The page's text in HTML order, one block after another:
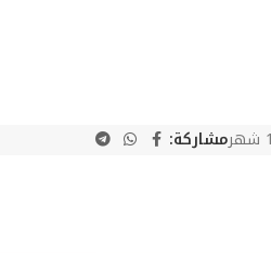
مشاركة: